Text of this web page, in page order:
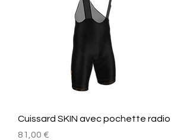
Cuissard SKIN avec pochette radio
Prix
81,00 €